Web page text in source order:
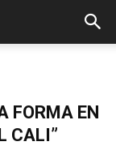
FORMA EN
CALI”